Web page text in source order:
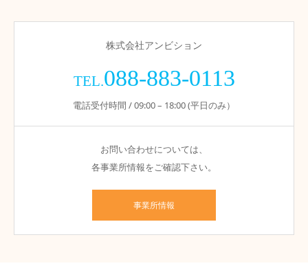
株式会社アンビション
TEL.088-883-0113
電話受付時間 / 09:00 – 18:00 (平日のみ）
お問い合わせについては、
各事業所情報をご確認下さい。
事業所情報